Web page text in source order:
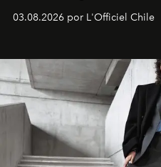
03.08.2026 por L'Officiel Chile